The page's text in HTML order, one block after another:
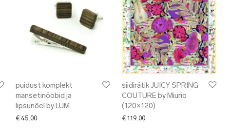
puidust komplekt
mansetinööbid ja
lipsunõel by LUM
€ 45.00
siidirätik JUICY SPRING
COUTURE by Miurio
(120×120)
€ 119.00